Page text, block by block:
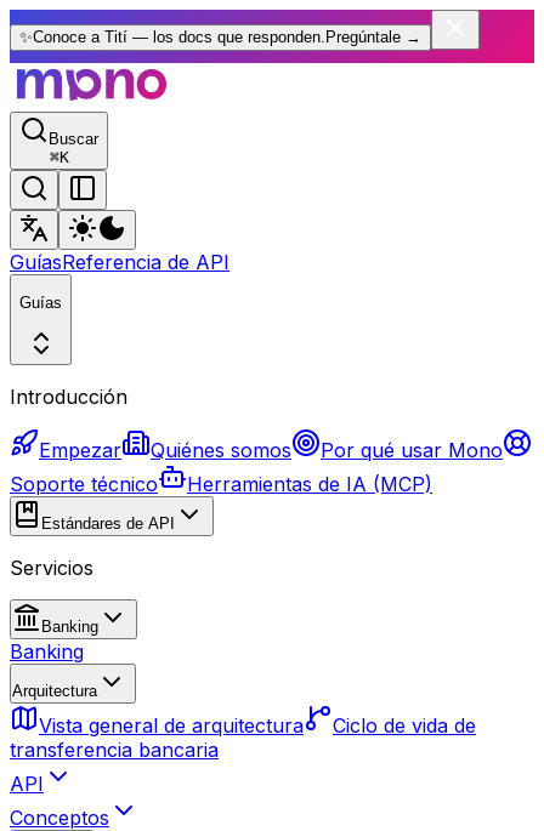
✨Conoce a Tití — los docs que responden. Pregúntale →
Buscar
⌘K
GuíasReferencia de API
Guías
Introducción
Empezar Quiénes somos
Por qué usar Mono
Soporte técnico
Herramientas de IA (MCP)
Estándares de API
Servicios
Banking
Banking
Arquitectura
Vista general de arquitectura
Ciclo de vida de
transferencia bancaria
API
Conceptos